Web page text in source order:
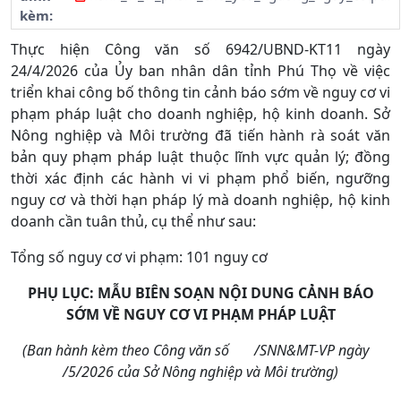
kèm:
Thực hiện Công văn số 6942/UBND-KT11 ngày
24/4/2026 của Ủy ban nhân dân tỉnh Phú Thọ về việc
triển khai công bố thông tin cảnh báo sớm về nguy cơ vi
phạm pháp luật cho doanh nghiệp, hộ kinh doanh. Sở
Nông nghiệp và Môi trường đã tiến hành rà soát văn
bản quy phạm pháp luật thuộc lĩnh vực quản lý; đồng
thời xác định các hành vi vi phạm phổ biến, ngưỡng
nguy cơ và thời hạn pháp lý mà doanh nghiệp, hộ kinh
doanh cần tuân thủ, cụ thể như sau:
Tổng số nguy cơ vi phạm: 101 nguy cơ
PHỤ LỤC: MẪU BIÊN SOẠN NỘI DUNG CẢNH BÁO
SỚM VỀ NGUY CƠ VI PHẠM PHÁP LUẬT
(Ban hành kèm theo Công văn số/SNN&MT-VPngày
/5/2026 của Sở Nông nghiệp và Môi trường)